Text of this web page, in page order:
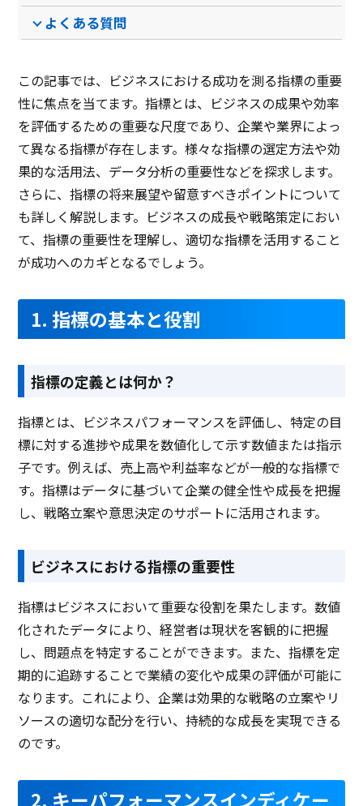
よくある質問
この記事では、ビジネスにおける成功を測る指標の重要
性に焦点を当てます。指標とは、ビジネスの成果や効率
を評価するための重要な尺度であり、企業や業界によっ
て異なる指標が存在します。様々な指標の選定方法や効
果的な活用法、データ分析の重要性などを探求します。
さらに、指標の将来展望や留意すべきポイントについて
も詳しく解説します。ビジネスの成長や戦略策定におい
て、指標の重要性を理解し、適切な指標を活用すること
が成功へのカギとなるでしょう。
1. 指標の基本と役割
指標の定義とは何か？
指標とは、ビジネスパフォーマンスを評価し、特定の目
標に対する進捗や成果を数値化して示す数値または指示
子です。例えば、売上高や利益率などが一般的な指標で
す。指標はデータに基づいて企業の健全性や成長を把握
し、戦略立案や意思決定のサポートに活用されます。
ビジネスにおける指標の重要性
指標はビジネスにおいて重要な役割を果たします。数値
化されたデータにより、経営者は現状を客観的に把握
し、問題点を特定することができます。また、指標を定
期的に追跡することで業績の変化や成果の評価が可能に
なります。これにより、企業は効果的な戦略の立案やリ
ソースの適切な配分を行い、持続的な成長を実現できる
のです。
2. キーパフォーマンスインディケー